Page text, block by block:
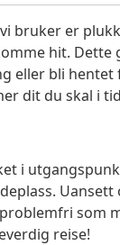
bruker er
hit.
eller bli
dit du skal i
i
som
reise!